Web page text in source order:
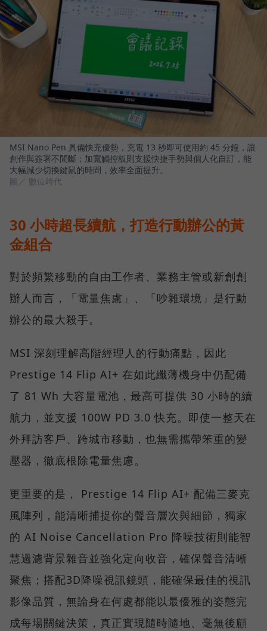
MSI Nano Pen 具備快充優勢，充電 13 秒即可使用約 45 分鐘，讓
創作與簽署不間斷；加寬觸控板則支援快捷手勢與個人化自訂，能
大幅減少切換鍵鼠的時間，效率全面提升。
圖／ 數位時代
30 小時超長續航，打造行動辦公的黃
金組合
對於頻繁移動的自由工作者、業務主管或新創創
辦人而言，「電量焦慮」、「吵雜環境」是行動
辦公的最大殺手。
MSI 深刻理解高階經理人的行動痛點，因此
Prestige 14 Flip AI+ 在如此纖薄機身中仍配備
了 81 Wh 大容量電池，最高可提供 30 小時的續
航力，並支援 100W PD 3.0 快充。即使一整天在
外拜訪客戶、跨城市移動，也無需攜帶笨重的變
壓器，徹底根除電量焦慮。
更重要的是， Prestige 14 Flip AI+ 配備三麥克
風陣列，能清晰捕捉你的聲音層次與細節，獨家
的 AI Noise Cancellation Pro 降噪技術則能智
慧過濾背景雜音並強化定向收音，確保聲音清晰
聚焦；搭配3D降噪視訊鏡頭，能確保最佳的視訊
影像品質，無論身在何處都能以最優雅的姿態完
成每場關鍵決策，真正實現隨時隨地、毫無後顧